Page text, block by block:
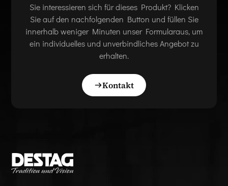
Sie interessieren sich für dieses Produkt? Klicken
Sie auf den nachfolgenden Button und füllen Sie
innerhalb weniger Minuten unser Formularaus, um
ein individuelles und unverbindliches Angebot zu
erhalten.
Kontakt